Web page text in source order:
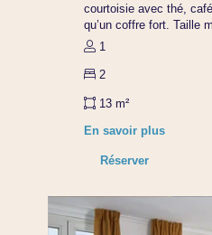
courtoisie avec thé,
qu’un coffre fort. Taille
1
2
13 m²
En savoir plus
Réserver